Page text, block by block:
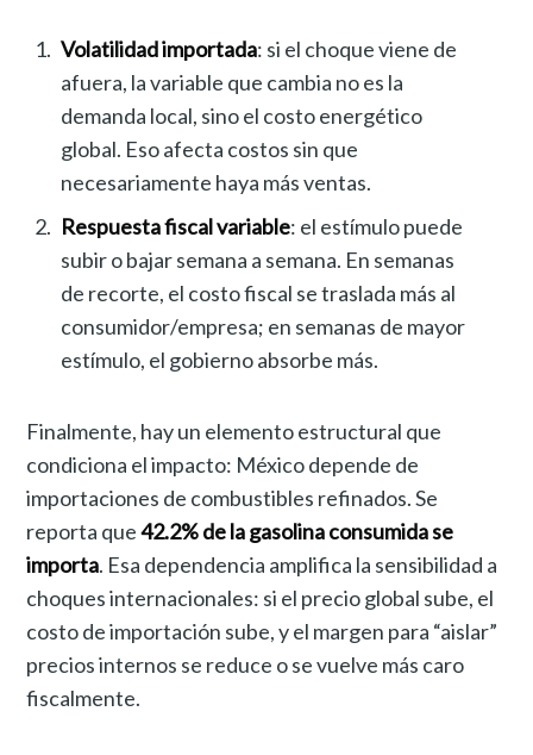
Volatilidad importada: si el choque viene de
afuera, la variable que cambia no es la
demanda local, sino el costo energético
global. Eso afecta costos sin que
necesariamente haya más ventas.
Respuesta fiscal variable: el estímulo puede
subir o bajar semana a semana. En semanas
de recorte, el costo fiscal se traslada más al
consumidor/empresa; en semanas de mayor
estímulo, el gobierno absorbe más.
Finalmente, hay un elemento estructural que
condiciona el impacto: México depende de
importaciones de combustibles refinados. Se
reporta que42.2% de la gasolina consumida se
importa. Esa dependencia amplifica la sensibilidad a
choques internacionales: si el precio global sube, el
costo de importación sube, y el margen para “aislar”
precios internos se reduce o se vuelve más caro
fiscalmente.